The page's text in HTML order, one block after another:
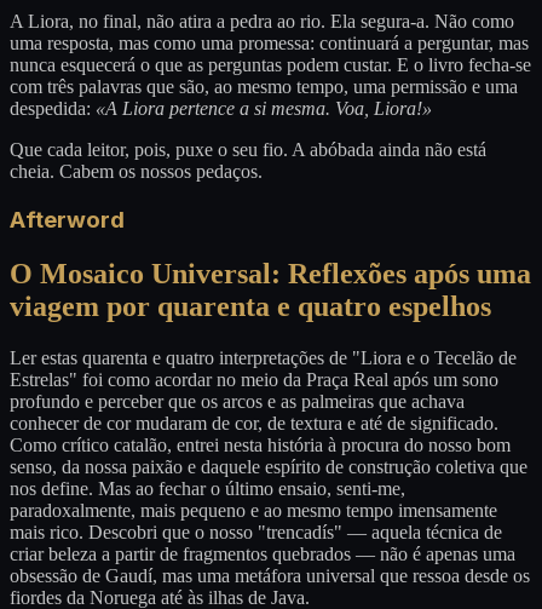
A Liora, no final, não atira a pedra ao rio. Ela segura-a. Não como
uma resposta, mas como uma promessa: continuará a perguntar, mas
nunca esquecerá o que as perguntas podem custar. E o livro fecha-se
com três palavras que são, ao mesmo tempo, uma permissão e uma
despedida: «A Liora pertence a si mesma. Voa, Liora!»
Que cada leitor, pois, puxe o seu fio. A abóbada ainda não está
cheia. Cabem os nossos pedaços.
Afterword
O Mosaico Universal: Reflexões após uma
viagem por quarenta e quatro espelhos
Ler estas quarenta e quatro interpretações de "Liora e o Tecelão de
Estrelas" foi como acordar no meio da Praça Real após um sono
profundo e perceber que os arcos e as palmeiras que achava
conhecer de cor mudaram de cor, de textura e até de significado.
Como crítico catalão, entrei nesta história à procura do nosso bom
senso, da nossa paixão e daquele espírito de construção coletiva que
nos define. Mas ao fechar o último ensaio, senti-me,
paradoxalmente, mais pequeno e ao mesmo tempo imensamente
mais rico. Descobri que o nosso "trencadís" — aquela técnica de
criar beleza a partir de fragmentos quebrados — não é apenas uma
obsessão de Gaudí, mas uma metáfora universal que ressoa desde os
fiordes da Noruega até às ilhas de Java.